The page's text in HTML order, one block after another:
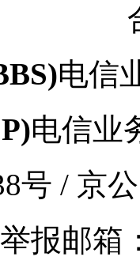
电信
电信业
号 / 京
报邮箱